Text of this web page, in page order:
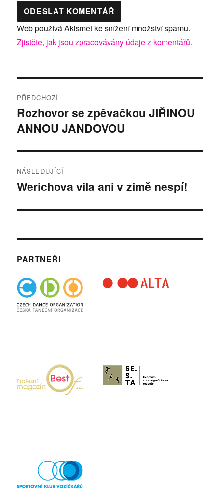
Web používá Akismet ke snížení množství spamu.
Zjistěte, jak jsou zpracovávány údaje z komentářů.
pro
příspěvek
PŘEDCHOZÍ
Předchozí
příspěvek:
Rozhovor se zpěvačkou JIŘINOU
ANNOU JANDOVOU
NÁSLEDUJÍCÍ
Následující
Werichova vila ani v zimě nespí!
PARTNEŘI